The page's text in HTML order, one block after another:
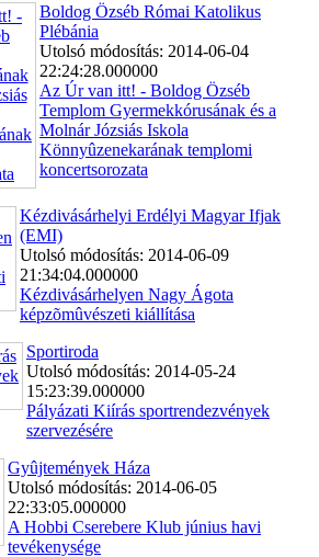
Boldog Özséb Római Katolikus
Plébánia
Utolsó módosítás: 2014-06-04
22:24:28.000000
Az Úr van itt! - Boldog Özséb
Templom Gyermekkórusának és a
Molnár Józsiás Iskola
Könnyûzenekarának templomi
koncertsorozata
Kézdivásárhelyi Erdélyi Magyar Ifjak
(EMI)
Utolsó módosítás: 2014-06-09
21:34:04.000000
Kézdivásárhelyen Nagy Ágota
képzõmûvészeti kiállítása
Sportiroda
Utolsó módosítás: 2014-05-24
15:23:39.000000
Pályázati Kiírás sportrendezvények
szervezésére
Gyûjtemények Háza
Utolsó módosítás: 2014-06-05
22:33:05.000000
A Hobbi Cserebere Klub június havi
tevékenysége